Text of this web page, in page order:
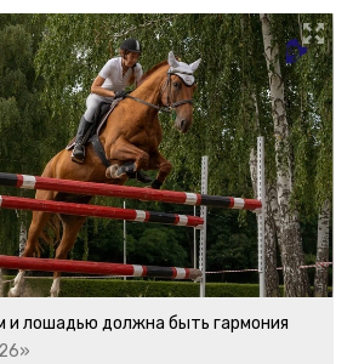
и лошадью должна быть гармония